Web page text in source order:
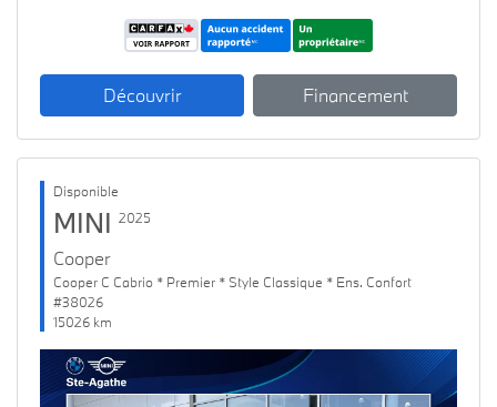
Découvrir Financement
Disponible
MINI 2025
Cooper
Cooper C Cabrio * Premier * Style Classique * Ens. Confort
#38026
15026 km